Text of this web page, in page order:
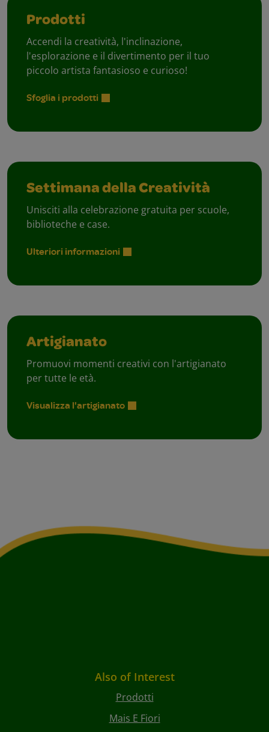
Prodotti
Accendi la creatività, l'inclinazione,
l'esplorazione e il divertimento per il tuo
piccolo artista fantasioso e curioso!
Sfoglia i prodotti
Settimana della Creatività
Unisciti alla celebrazione gratuita per scuole,
biblioteche e case.
Ulteriori informazioni
Artigianato
Promuovi momenti creativi con l'artigianato
per tutte le età.
Visualizza l'artigianato
Also of Interest
Prodotti
Mais E Fiori